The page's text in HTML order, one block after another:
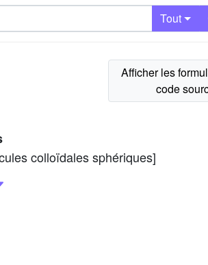
Tout
colloïdales sphériques]